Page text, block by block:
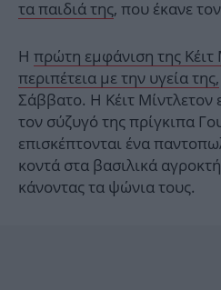
τα παιδιά της, που έκανε
Η πρώτη εμφάνιση της Κέιτ
περιπέτεια με την υγεία της,
Σάββατο. Η Κέιτ Μίντλετον
τον σύζυγό της πρίγκιπα
επισκέπτονται ένα
κοντά στα βασιλικά
κάνοντας τα ψώνια τους.